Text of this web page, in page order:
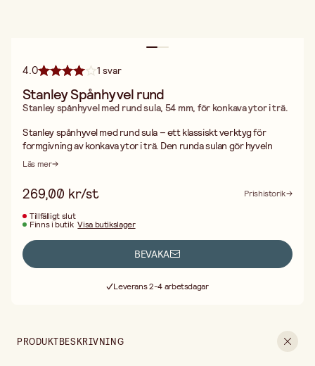
4.0 1 svar
Stanley Spånhyvel rund
Stanley spånhyvel med rund sula, 54 mm, för konkava ytor i trä.
Stanley spånhyvel med rund sula – ett klassiskt verktyg för
formgivning av konkava ytor i trä. Den runda sulan gör hyveln
idealisk för att bearbeta skålar, tråg, sadlar och andra hålformade
Hyveln har dubbla ställskruvar som ger exakt reglering av
hyvelstålets djup och vinkel. Det gör det enkelt att finjustera
spåntjockleken för kontrollerat materialuttag, oavsett om du
arbetar i mjukt eller hårt trä. Hyvelbredden är 54 mm, vilket ger
en bra balans mellan manövrerbarhet i trånga kurvor och
effektivt materialuttag på större ytor.
Stanley är sedan generationer ett etablerat namn inom
med robust konstruktion och pålitlig funktion. Hyveln lämpar sig
föremål, stolar med sadelformade sitsar, träskedar, skulpturer
Läs mer
269,00 kr/st
Prishistorik
Tillfälligt slut
Finns i butik Visa butikslager
BEVAKA
Leverans 2-4 arbetsdagar
PRODUKTBESKRIVNING